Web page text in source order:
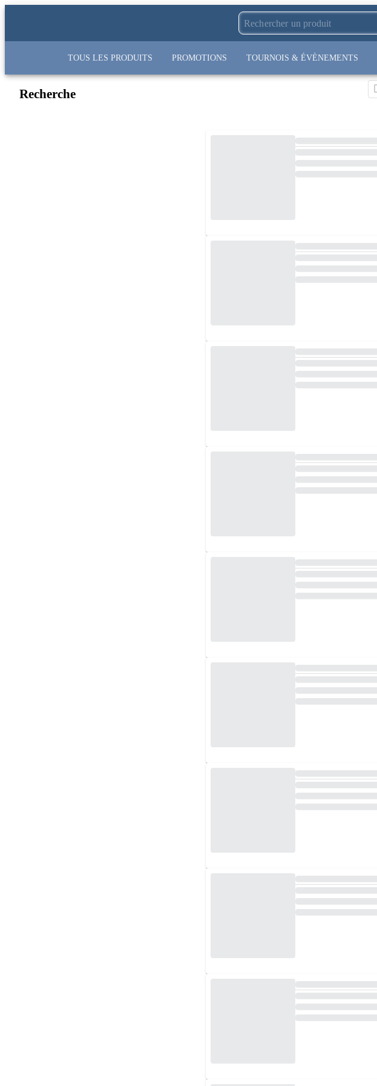
TOUS LES PRODUITS PROMOTIONS TOURNOIS & ÉVÈNEMENTS
Recherche